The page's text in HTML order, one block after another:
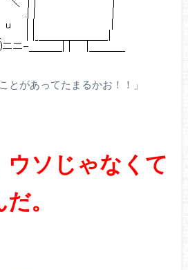
とがあってたまるかお！！」
ウソじゃなくて
。